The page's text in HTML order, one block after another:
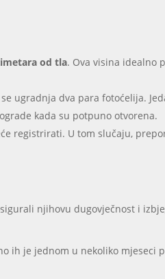
od tla. Ova visina idealno
ugradnja dva para fotoćelija.
kada su potpuno otvorena.
registrirati. U tom slučaju,
njihovu dugovječnost i
ih je jednom u nekoliko mjeseci